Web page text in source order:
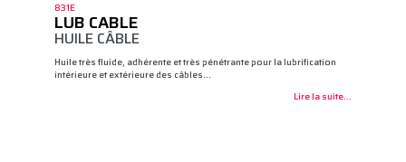
831E
LUB CABLE
HUILE CÂBLE
Huile très fluide, adhérente et très pénétrante pour la lubrification
intérieure et extérieure des câbles…
Lire la suite...